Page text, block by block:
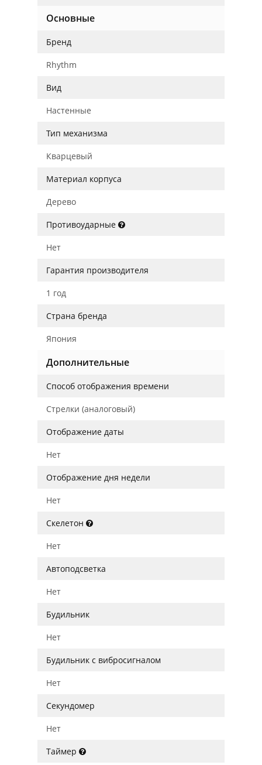
Основные
Бренд
Rhythm
Вид
Настенные
Тип механизма
Кварцевый
Материал корпуса
Дерево
Противоударные
Нет
Гарантия производителя
1 год
Страна бренда
Япония
Дополнительные
Способ отображения времени
Стрелки (аналоговый)
Отображение даты
Нет
Отображение дня недели
Нет
Скелетон
Нет
Автоподсветка
Нет
Будильник
Нет
Будильник с вибросигналом
Нет
Секундомер
Нет
Таймер